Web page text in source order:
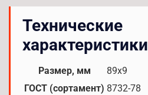
Технические
характеристики
Размер, мм
89x9
ГОСТ (сортамент) 8732-78